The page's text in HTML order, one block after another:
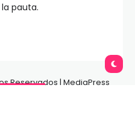
pauta.
Reservados | MediaPress